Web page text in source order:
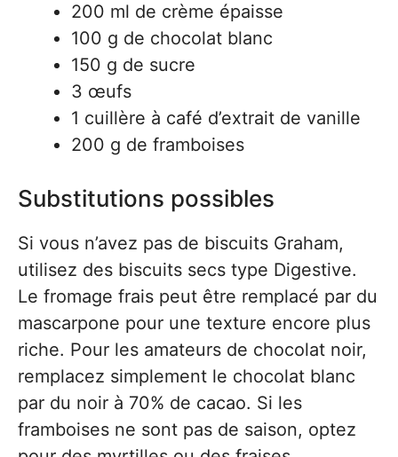
200 ml de crème épaisse
100 g de chocolat blanc
150 g de sucre
3 œufs
1 cuillère à café d’extrait de vanille
200 g de framboises
Substitutions possibles
Si vous n’avez pas de biscuits Graham,
utilisez des biscuits secs type Digestive.
Le fromage frais peut être remplacé par du
mascarpone pour une texture encore plus
riche. Pour les amateurs de chocolat noir,
remplacez simplement le chocolat blanc
par du noir à 70% de cacao. Si les
framboises ne sont pas de saison, optez